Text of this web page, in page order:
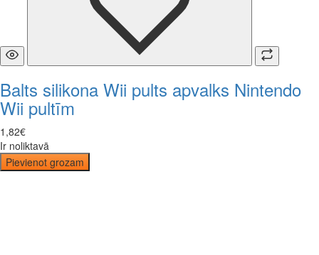
Balts silikona Wii pults apvalks Nintendo
Wii pultīm
1 ,82€
Ir noliktavā
Pievienot grozam